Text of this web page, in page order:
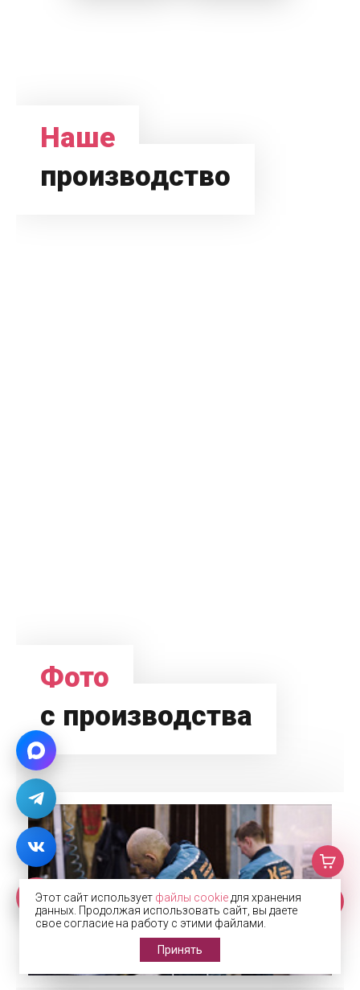
Наше
производство
Фото
с производства
Этот сайт использует файлы cookie для хранения
данных. Продолжая использовать сайт, вы даете
свое согласие на работу с этими файлами.
Принять